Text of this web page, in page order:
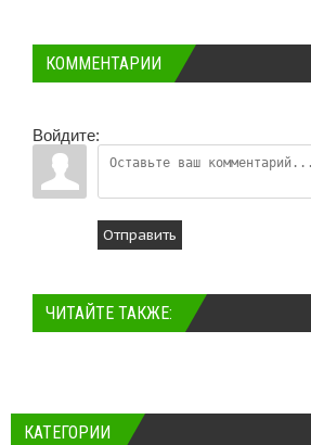
КОММЕНТАРИИ
Войдите:
Отправить
ЧИТАЙТЕ ТАКЖЕ:
КАТЕГОРИИ